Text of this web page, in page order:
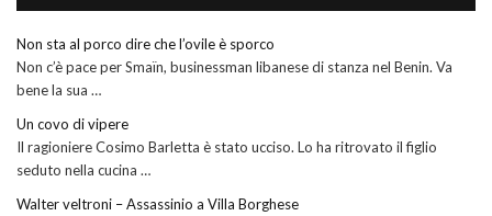
Non sta al porco dire che l’ovile è sporco
Non c’è pace per Smaïn, businessman libanese di stanza nel Benin. Va
bene la sua …
Un covo di vipere
Il ragioniere Cosimo Barletta è stato ucciso. Lo ha ritrovato il figlio
seduto nella cucina …
Walter veltroni – Assassinio a Villa Borghese